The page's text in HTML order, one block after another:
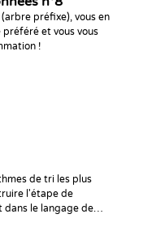
(arbre préfixe), vous en
et vous vous
!
de tri les plus
l'étape de
dans le langage de